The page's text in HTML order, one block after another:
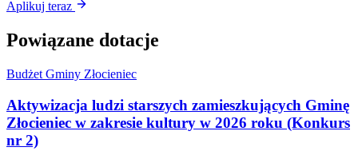
Aplikuj teraz
Powiązane dotacje
Budżet Gminy Złocieniec
Aktywizacja ludzi starszych zamieszkujących Gminę
Złocieniec w zakresie kultury w 2026 roku (Konkurs
nr 2)